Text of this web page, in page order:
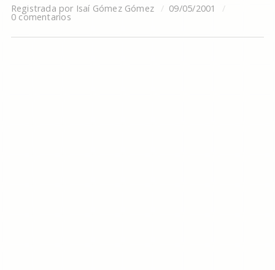
Registrada por Isaí Gómez Gómez 09/05/2001
0 comentarios